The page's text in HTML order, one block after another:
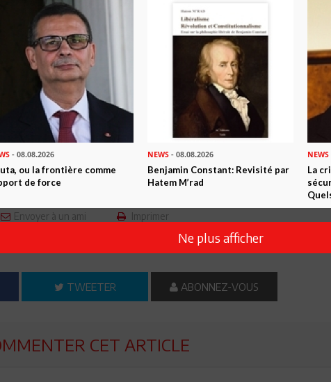
à sa juste valeur que lorsque le politique fera de la citoyenneté une
regain de la morale collective. La mémoire jouera alors son rôle
à la reconnaissance et cesseront d'être vus en victimes.
forme de citoyens ordinaires qui ont fait le choix de défendre la Patrie.
Un soldat ne meurt jamais pour rien.
Mohamed
Colonel à la
Envoyer à un ami Imprimer
ARTICLE ? PARTAGEZ-LE AVEC VOS AMIS !
TWEETER ABONNEZ-VOUS
CET ARTICLE
- 08.08.2026
ou la frontière comme
de force
NEWS - 08.08.2026
Benjamin Constant: Revisité par
Hatem M’rad
NEWS
La
Ne plus afficher